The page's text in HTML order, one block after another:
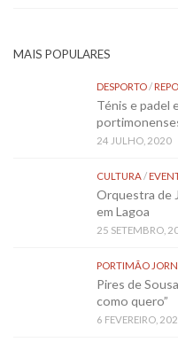
MAIS POPULARES
DESPORTO/
Ténis e padel
24 JULHO, 2020
CULTURA/
Orquestra de
em Lagoa
25 SETEMBRO,
PORTIMÃO
Pires de
como quero”
6 FEVEREIRO,